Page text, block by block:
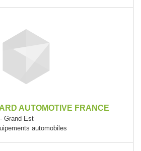
AUTOMOTIVE FRANCE
Grand Est
automobiles